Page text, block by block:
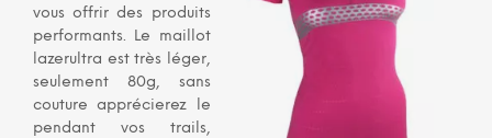
vous offrir des produits
performants. Le maillot
lazerultra est très léger,
seulement 80g, sans
couture apprécierez le
pendant vos trails,